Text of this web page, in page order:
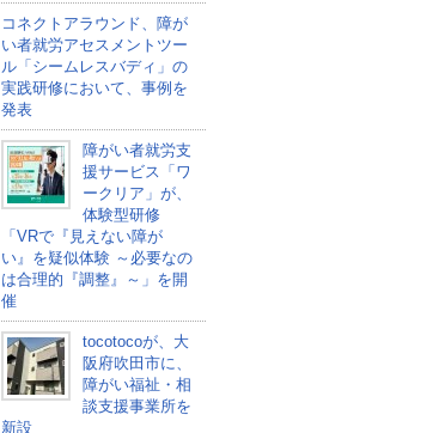
コネクトアラウンド、障が
い者就労アセスメントツー
ル「シームレスバディ」の
実践研修において、事例を
発表
障がい者就労支
援サービス「ワ
ークリア」が、
体験型研修
「VRで『見えない障が
い』を疑似体験 ～必要なの
は合理的『調整』～」を開
催
tocotocoが、大
阪府吹田市に、
障がい福祉・相
談支援事業所を
新設